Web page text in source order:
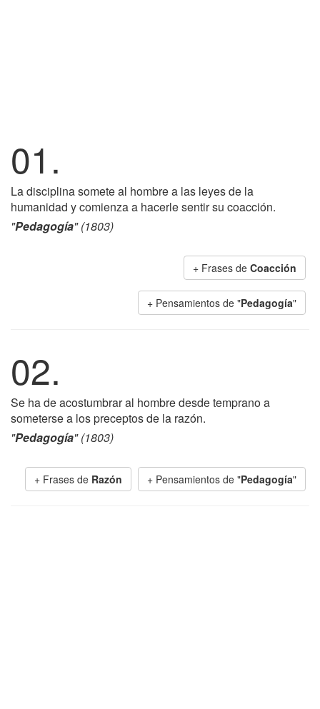
01.
La disciplina somete al hombre a las leyes de la
humanidad y comienza a hacerle sentir su coacción.
"Pedagogía" (1803)
+ Frases de Coacción
+ Pensamientos de "Pedagogía"
02.
Se ha de acostumbrar al hombre desde temprano a
someterse a los preceptos de la razón.
"Pedagogía" (1803)
+ Frases de Razón + Pensamientos de "Pedagogía"